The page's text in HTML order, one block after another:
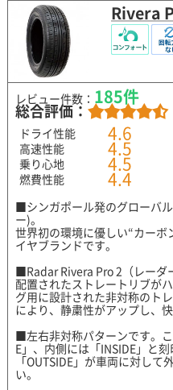
Rivera
レビュー件数： 185件
総合評価：
ドライ性能 4.6
高速性能 4.5
乗り心地 4.5
燃費性能 4.4
■シンガポール発のグローバ
ー)。
世界初の環境に優しい“カーボ
イヤブランドです。
■Radar Rivera Pro 2（レーダ
配置されたストレートリブが
グ用に設計された非対称のト
により、静粛性がアップし、
■左右非対称パターンです。
E」、内側には「INSIDE」と刻
「OUTSIDE」が車両に対し
い。